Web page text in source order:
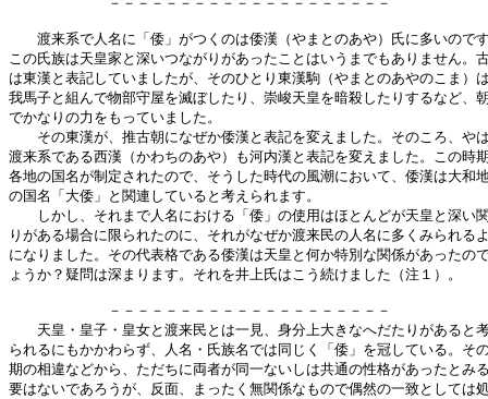
渡来系で人名に「倭」がつくのは倭漢（やまとのあや）氏に多いので
この氏族は天皇家と深いつながりがあったことはいうまでもありません。
は東漢と表記していましたが、そのひとり東漢駒（やまとのあやのこま）
我馬子と組んで物部守屋を滅ぼしたり、崇峻天皇を暗殺したりするなど、
でかなりの力をもっていました。
その東漢が、推古朝になぜか倭漢と表記を変えました。そのころ、や
渡来系である西漢（かわちのあや）も河内漢と表記を変えました。この時
各地の国名が制定されたので、そうした時代の風潮において、倭漢は大和
の国名「大倭」と関連していると考えられます。
しかし、それまで人名における「倭」の使用はほとんどが天皇と深い
りがある場合に限られたのに、それがなぜか渡来民の人名に多くみられる
になりました。その代表格である倭漢は天皇と何か特別な関係があったの
ょうか？疑問は深まります。それを井上氏はこう続けました（注１）。
－－－－－－－－－－－－－－－－－－－－
天皇・皇子・皇女と渡来民とは一見、身分上大きなへだたりがあると
られるにもかかわらず、人名・氏族名では同じく「倭」を冠している。そ
期の相違などから、ただちに両者が同一ないしは共通の性格があったとみ
要はないであろうが、反面、まったく無関係なもので偶然の一致としては